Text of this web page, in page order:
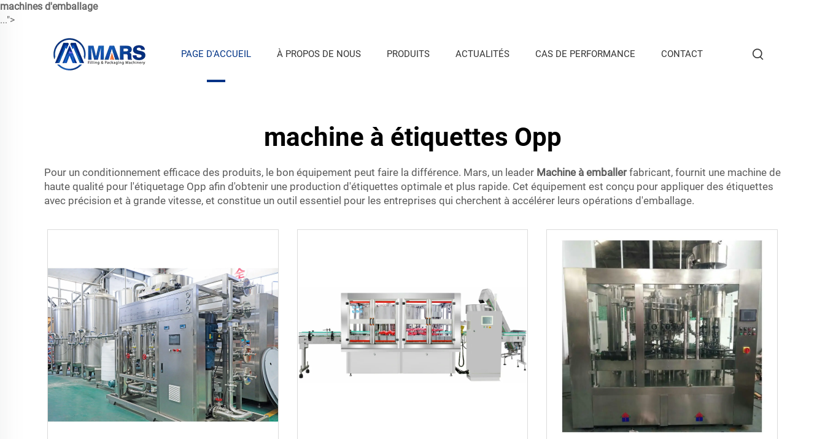
machines d'emballage
...">
PAGE D'ACCUEIL À PROPOS DE NOUS PRODUITS ACTUALITÉS CAS DE PERFORMANCE CONTACT
machine à étiquettes Opp
Pour un conditionnement efficace des produits, le bon équipement peut faire la différence. Mars, un leader Machine à emballerfabricant, fournit une machine de
haute qualité pour l'étiquetage Opp afin d'obtenir une production d'étiquettes optimale et plus rapide. Cet équipement est conçu pour appliquer des étiquettes
avec précision et à grande vitesse, et constitue un outil essentiel pour les entreprises qui cherchent à accélérer leurs opérations d'emballage.